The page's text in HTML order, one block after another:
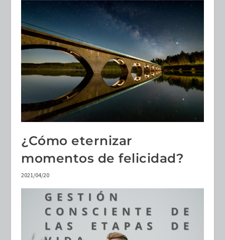
¿Cómo eternizar
momentos de felicidad?
2021/04/20